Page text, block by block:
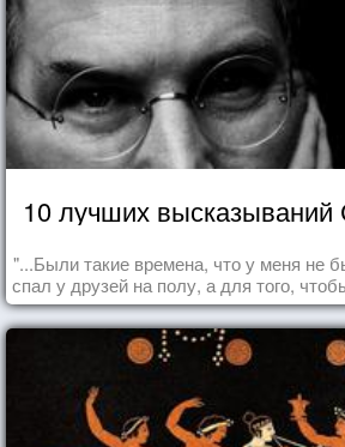
10 лучших
"...Были такие времена, что у меня не
спал у друзей на полу, а для того,
бутылки из под кока-